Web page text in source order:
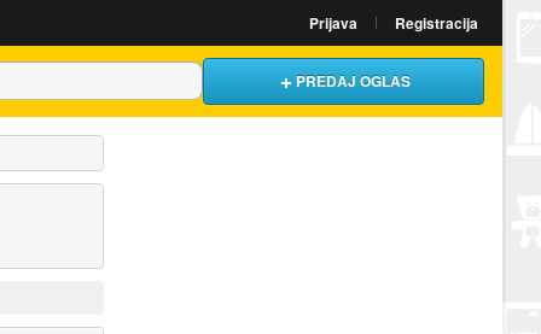
Prijava Registracija
PREDAJ OGLAS